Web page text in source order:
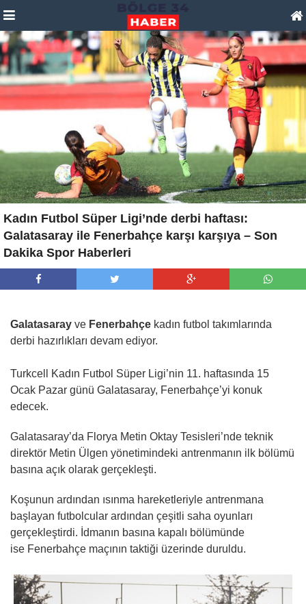
Kadın Futbol Süper Ligi’nde derbi haftası:
Galatasaray ile Fenerbahçe karşı karşıya – Son
Dakika Spor Haberleri
Galatasaray ve Fenerbahçe kadın futbol takımlarında
derbi hazırlıkları devam ediyor.
Turkcell Kadın Futbol Süper Ligi’nin 11. haftasında 15
Ocak Pazar günü Galatasaray, Fenerbahçe’yi konuk
edecek.
Galatasaray’da Florya Metin Oktay Tesisleri’nde teknik
direktör Metin Ülgen yönetimindeki antrenmanın ilk bölümü
basına açık olarak gerçekleşti.
Koşunun ardından ısınma hareketleriyle antrenmana
başlayan futbolcular ardından çeşitli saha oyunları
gerçekleştirdi. İdmanın basına kapalı bölümünde
ise Fenerbahçe maçının taktiği üzerinde duruldu.